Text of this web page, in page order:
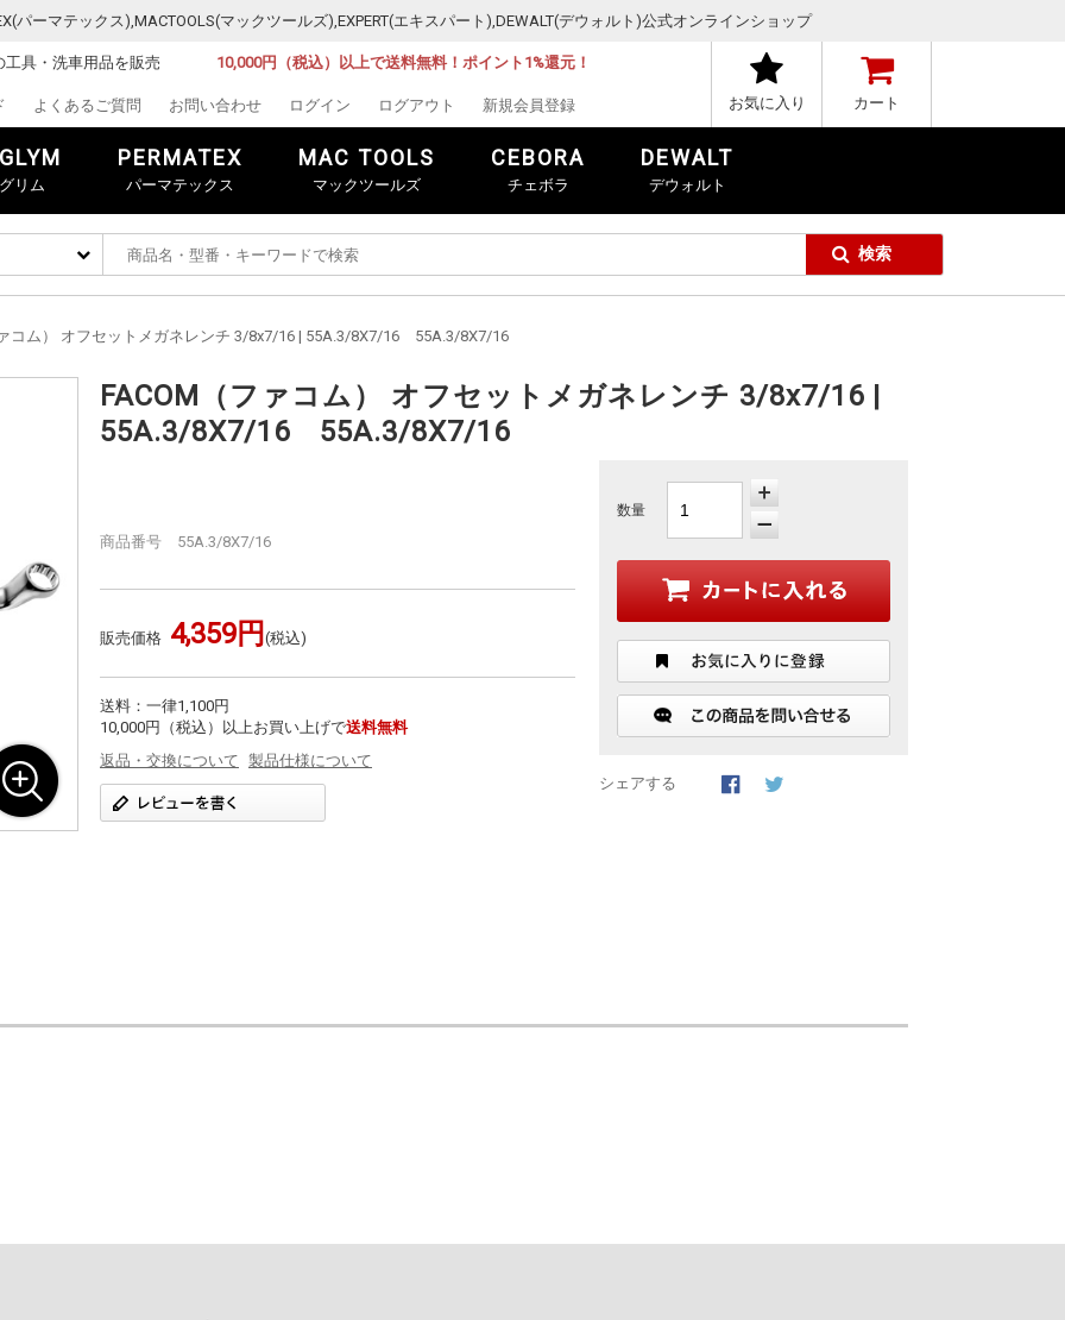
パーマテックス),MACTOOLS(マックツールズ),EXPERT(エキスパート),DEWALT(デウォルト)公式オンラインショップ
工具・洗車用品を販売 10,000円（税込）以上で送料無料！ポイント1%還元！
よくあるご質問 お問い合わせ ログイン ログアウト 新規会員登録 お気に入り カート
リム
PERMATEX
パーマテックス
MAC TOOLS
マックツールズ
CEBORA
チェボラ
DEWALT
デウォルト
コム） オフセットメガネレンチ 3/8x7/16 | 55A.3/8X7/16 55A.3/8X7/16
FACOM（ファコム） オフセットメガネレンチ 3/8x7/16 |
55A.3/8X7/16 55A.3/8X7/16
商品番号 55A.3/8X7/16
販売価格 4,359円 (税込)
送料：一律1,100円
10,000円（税込）以上お買い上げで送料無料
返品・交換について 製品仕様について
数量
シェアする